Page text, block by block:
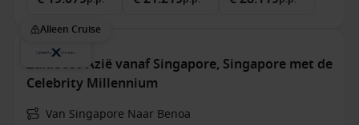
Alleen Cruise
Zuidoost-Azië vanaf Singapore, Singapore met de
Celebrity Millennium
Van Singapore Naar Benoa